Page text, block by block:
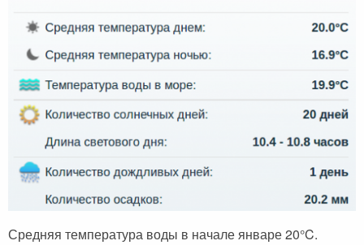
Средняя температура воды в начале январе 20°C.